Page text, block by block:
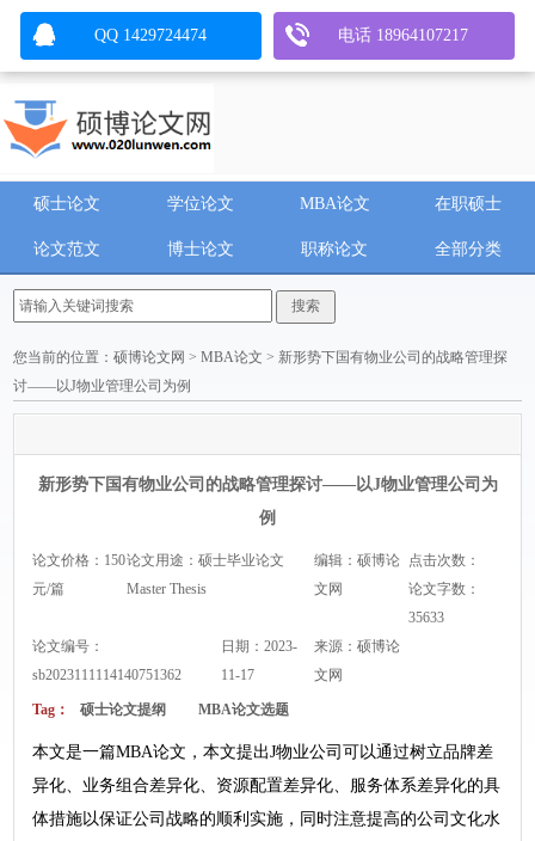
硕士论文 学位论文 MBA论文 在职硕士
论文范文 博士论文 职称论文 全部分类
您当前的位置：硕博论文网 >MBA论文 > 新形势下国有物业公司的战略管理探
讨——以J物业管理公司为例
新形势下国有物业公司的战略管理探讨——以J物业管理公司为
例
论文价格：150
元/篇
论文用途：硕士毕业论文
Master Thesis
编辑：硕博论
文网
点击次数：
论文字数：
35633
论文编号：
sb2023111114140751362
日期：2023-
11-17
来源：硕博论
文网
Tag： 硕士论文提纲 MBA论文选题
本文是一篇MBA论文，本文提出J物业公司可以通过树立品牌差
异化、业务组合差异化、资源配置差异化、服务体系差异化的具
体措施以保证公司战略的顺利实施，同时注意提高的公司文化水
QQ 1429724474 电话 18964107217